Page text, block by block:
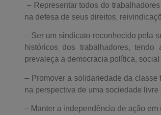
– Representar todos do
na defesa de seus direitos,
– Ser um sindicato reconhecido pela
históricos dos trabalhadores,
prevaleça a democracia política,
– Promover a solidariedade da
na perspectiva de uma sociedade livre
– Manter a independência de ação